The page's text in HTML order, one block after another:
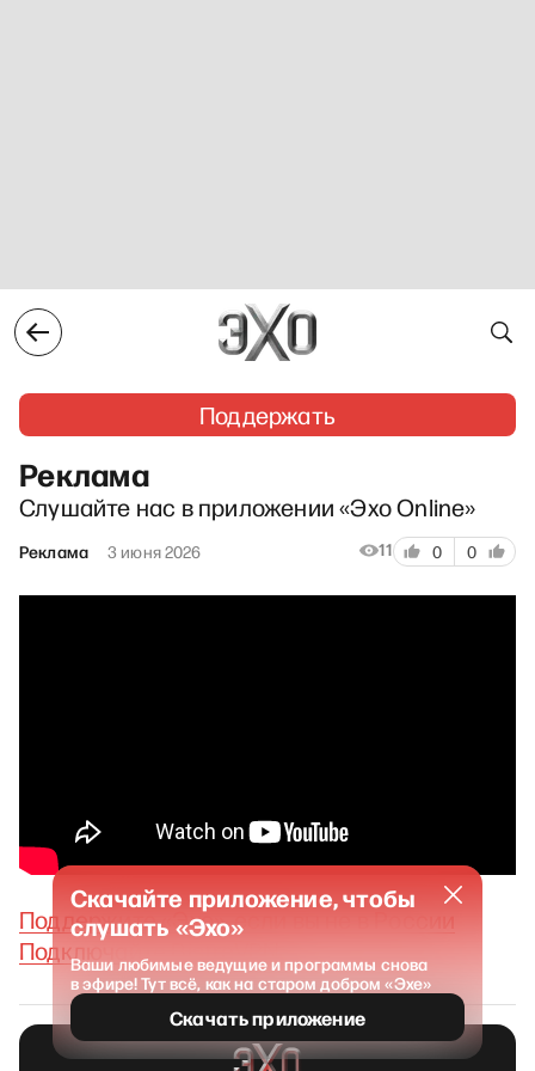
Поддержать
Реклама
Слушайте нас в приложении «Эхо Online»
Реклама 3 июня 2026 11 0 0
Поддержите «Эхо», если вы не в России
Подключайте BistroVPN
Скачайте приложение, чтобы
слушать «Эхо»
Ваши любимые ведущие и программы снова
в эфире! Тут всё, как на старом добром «Эхе»
Скачать приложение